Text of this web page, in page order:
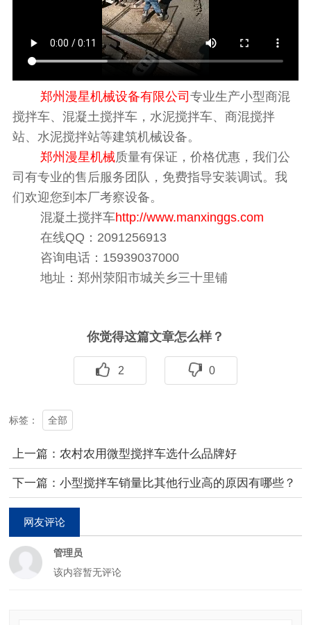
郑州漫星机械设备有限公司 专业生产小型商混
搅拌车、混凝土搅拌车，水泥搅拌车、商混搅拌
站、水泥搅拌站等建筑机械设备。
郑州漫星机械质量有保证，价格优惠，我们公
司有专业的售后服务团队，免费指导安装调试。我
们欢迎您到本厂考察设备。
混凝土搅拌车http://www.manxinggs.com
在线QQ：2091256913
咨询电话：15939037000
地址：郑州荥阳市城关乡三十里铺
你觉得这篇文章怎么样？
2 0
标签： 全部
上一篇：农村农用微型搅拌车选什么品牌好
下一篇：小型搅拌车销量比其他行业高的原因有哪些？
网友评论
管理员
该内容暂无评论